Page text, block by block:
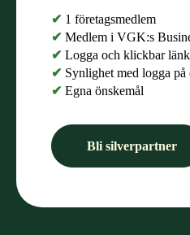
✔ 1 företagsmedlem
✔ Medlem i VGK:s
✔ Logga och klickbar
✔ Synlighet med logga
✔ Egna önskemål
Bli silverpartner